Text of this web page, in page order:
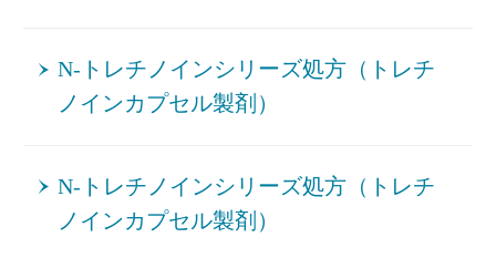
N-トレチノインシリーズ処方（トレチ
ノインカプセル製剤）
N-トレチノインシリーズ処方（トレチ
ノインカプセル製剤）